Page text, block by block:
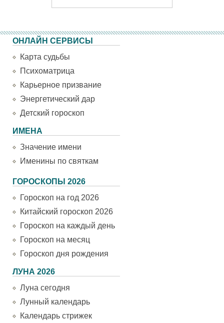
ОНЛАЙН СЕРВИСЫ
Карта судьбы
Психоматрица
Карьерное призвание
Энергетический дар
Детский гороскоп
ИМЕНА
Значение имени
Именины по святкам
ГОРОСКОПЫ 2026
Гороскоп на год 2026
Китайский гороскоп 2026
Гороскоп на каждый день
Гороскоп на месяц
Гороскоп дня рождения
ЛУНА 2026
Луна сегодня
Лунный календарь
Календарь стрижек